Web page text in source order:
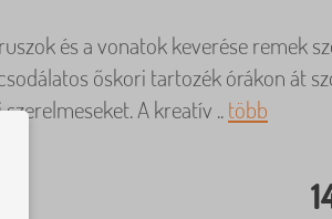
és a vonatok keverése remek
őskori tartozék órákon át
A kreatív ..több